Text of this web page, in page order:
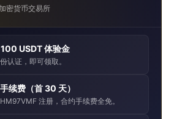
密货币交易所
USDT 体验金
认证，即可领取。
续费（首 30 天）
注册，合约手续费全免。